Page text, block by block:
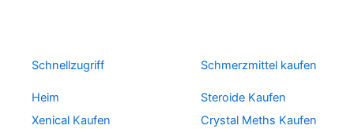
Schnellzugriff
Heim
Xenical Kaufen
Schmerzmittel kaufen
Steroide Kaufen
Crystal Meths Kaufen